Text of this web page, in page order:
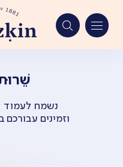
נשמח לעמוד
וזמינים